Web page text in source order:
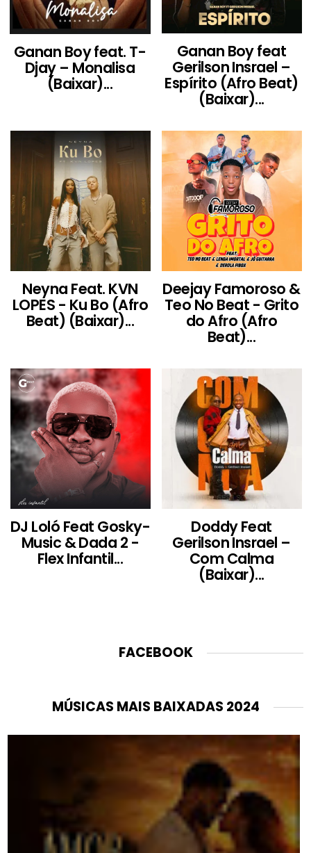
Ganan Boy feat. T-
Djay – Monalisa
(Baixar)...
Ganan Boy feat
Gerilson Insrael –
Espírito (Afro Beat)
(Baixar)...
Neyna Feat. KVN
LOPES - Ku Bo (Afro
Beat) (Baixar)...
Deejay Famoroso &
Teo No Beat - Grito
do Afro (Afro
Beat)...
DJ Loló Feat Gosky-
Music & Dada 2 -
Flex Infantil...
Doddy Feat
Gerilson Insrael –
Com Calma
(Baixar)...
FACEBOOK
MÚSICAS MAIS BAIXADAS 2024